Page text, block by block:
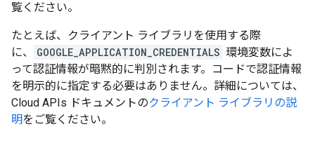
覧ください。
たとえば、クライアント ライブラリを使用する際
に、
GOOGLE_APPLICATION_CREDENTIALS 環境変数によ
って認証情報が暗黙的に判別されます。コードで認証情報
を明示的に指定する必要はありません。詳細については、
Cloud APIs ドキュメントのクライアント ライブラリの説
明をご覧ください。